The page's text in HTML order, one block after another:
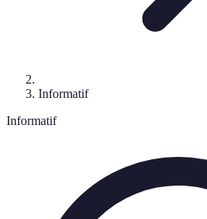
Informatif
Informatif